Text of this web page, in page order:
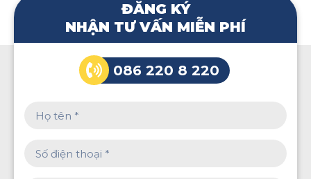
ĐĂNG KÝ
NHẬN TƯ VẤN MIỄN PHÍ
086 220 8 220